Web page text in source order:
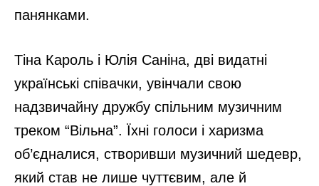
панянками.
Тіна Кароль і Юлія Саніна, дві видатні
українські співачки, увінчали свою
надзвичайну дружбу спільним музичним
треком “Вільна”. Їхні голоси і харизма
об’єдналися, створивши музичний шедевр,
який став не лише чуттєвим, але й